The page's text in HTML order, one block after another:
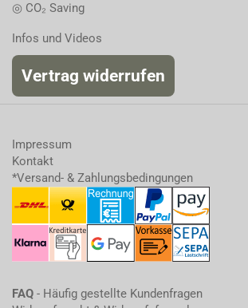
◎ CO₂ Saving
Infos und Videos
Vertrag widerrufen
Impressum
Kontakt
*Versand- & Zahlungsbedingungen
FAQ - Häufig gestellte Kundenfragen